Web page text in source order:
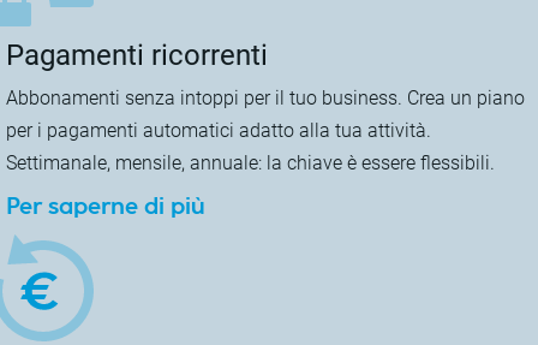
Pagamenti ricorrenti
Abbonamenti senza intoppi per il tuo business. Crea un piano
per i pagamenti automatici adatto alla tua attività.
Settimanale, mensile, annuale: la chiave è essere flessibili.
Per saperne di più